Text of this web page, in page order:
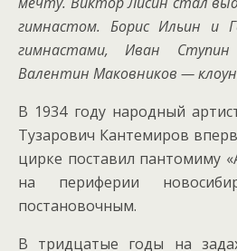
гимнастом. Борис Ильин и
гимнастами, Иван
Валентин Маковников —
В 1934 году народный
Тузарович Кантемиров
цирке поставил пантомиму
на периферии
постановочным.
В тридцатые годы на